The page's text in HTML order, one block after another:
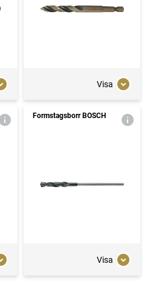
Visa
Formstagsborr BOSCH
Visa